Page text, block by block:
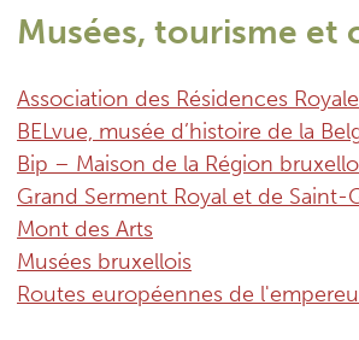
Musées, tourisme et
Association des Résidences
BELvue, musée d’histoire de la
Bip – Maison de la Région
Grand Serment Royal et de Saint-
Mont des Arts
Musées bruxellois
Routes européennes de